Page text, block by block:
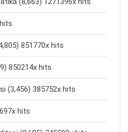
851770x hits
850214x hits
(3,456) 385752x hits
hits